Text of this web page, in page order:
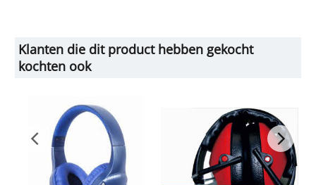
Klanten die dit product hebben gekocht
kochten ook